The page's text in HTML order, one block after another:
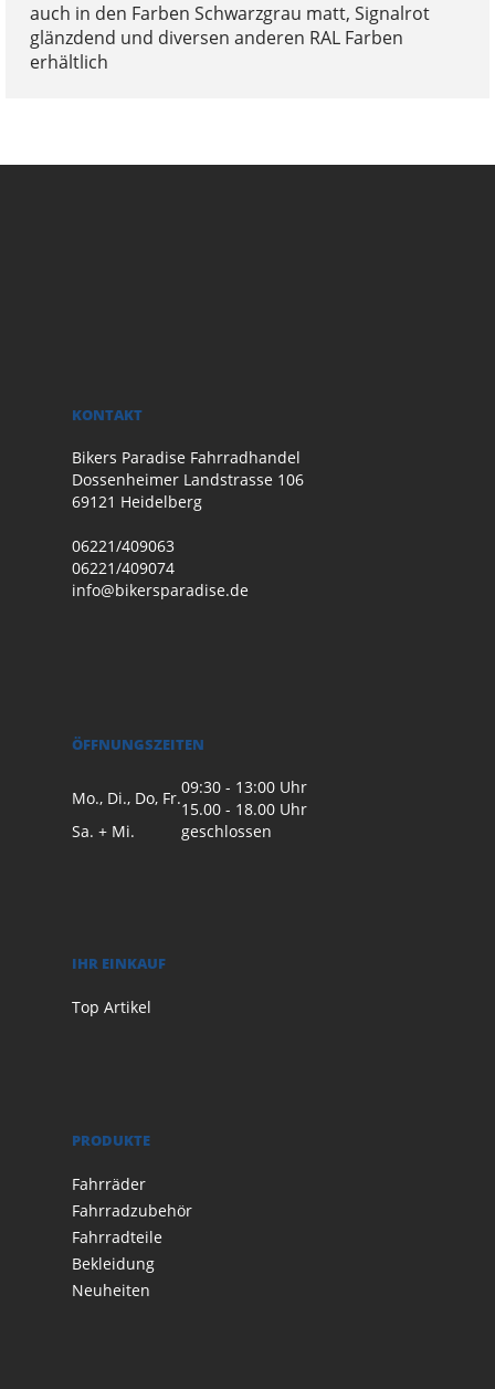
auch in den Farben Schwarzgrau matt, Signalrot
glänzdend und diversen anderen RAL Farben
erhältlich
KONTAKT
Bikers Paradise Fahrradhandel
Dossenheimer Landstrasse 106
69121 Heidelberg
06221/409063
06221/409074
info@bikersparadise.de
ÖFFNUNGSZEITEN
Mo., Di., Do, Fr.
09:30 - 13:00 Uhr
15.00 - 18.00 Uhr
Sa. + Mi.
geschlossen
IHR EINKAUF
Top Artikel
PRODUKTE
Fahrräder
Fahrradzubehör
Fahrradteile
Bekleidung
Neuheiten